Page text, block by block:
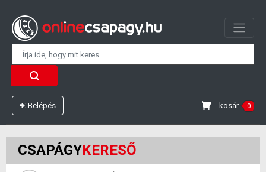
Belépés kosár 0
CSAPÁGYKERESŐ